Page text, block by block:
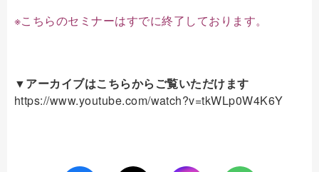
※こちらのセミナーはすでに終了しております。
▼アーカイブはこちらからご覧いただけます
https://www.youtube.com/watch?v=tkWLp0W4K6Y